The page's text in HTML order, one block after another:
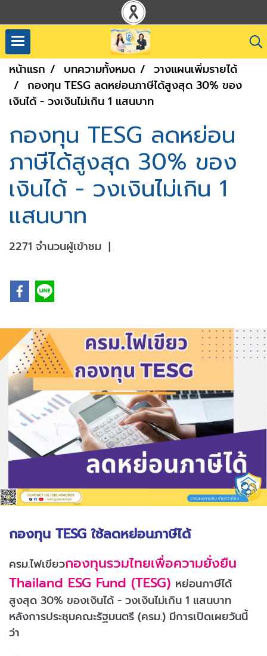
หน้าแรก บทความทั้งหมด
วางแผนเพิ่มรายได้
กองทุน TESG ลดหย่อนภาษีได้สูงสุด 30% ของ
เงินได้ - วงเงินไม่เกิน 1 แสนบาท
กองทุน TESG ลดหย่อน
ภาษีได้สูงสุด 30% ของ
เงินได้ - วงเงินไม่เกิน 1
แสนบาท
2271 จำนวนผู้เข้าชม |
กองทุน TESG ใช้ลดหย่อนภาษีได้
ครม.ไฟเขียวกองทุนรวมไทยเพื่อความยั่งยืน
Thailand ESG Fund (TESG) หย่อนภาษีได้
สูงสุด 30% ของเงินได้ - วงเงินไม่เกิน 1 แสนบาท
หลังการประชุมคณะรัฐมนตรี (ครม.) มีการเปิดเผยวันนี้
ว่า